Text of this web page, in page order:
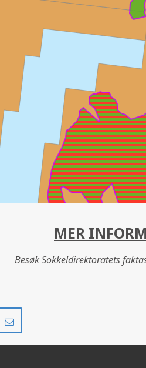
MER
Besøk Sokkeldirektoratets